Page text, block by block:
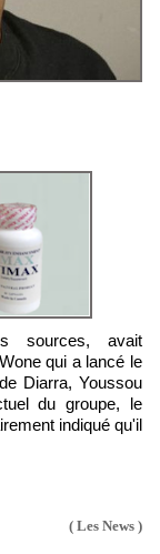
qui a lancé le
Diarra, Youssou
du groupe, le
indiqué qu'il
( Les News )